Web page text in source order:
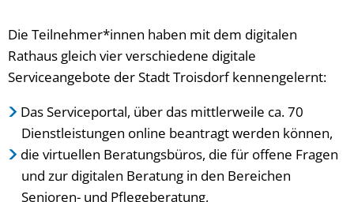
Die Teilnehmer*innen haben mit dem digitalen
Rathaus gleich vier verschiedene digitale
Serviceangebote der Stadt Troisdorf kennengelernt:
Das Serviceportal, über das mittlerweile ca. 70
Dienstleistungen online beantragt werden können,
die virtuellen Beratungsbüros, die für offene Fragen
und zur digitalen Beratung in den Bereichen
Senioren- und Pflegeberatung,